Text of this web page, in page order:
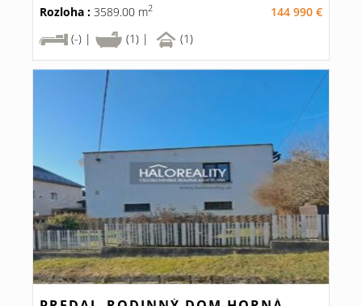
Rozloha : 3589.00 m2
144 990 €
(-) |
(1) | (1)